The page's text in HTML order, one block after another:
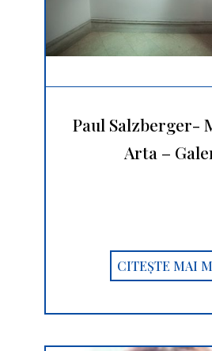
Paul Salzberger-
Arta –
CITEȘTE MAI